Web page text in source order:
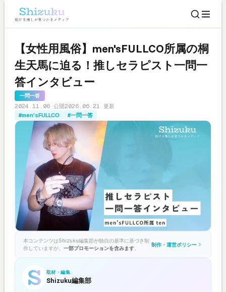
【女性用風俗】men'sFULLCO所属の桐
生天馬に迫る！推しセラピスト一問一
答インタビュー
一問一答
2024.11.06 公開2026.06.21 更新
#men'sFULLCO
#一問一答
本コンテンツはShizuku編集部が独自の基準に基づき制
作していますが、 一部プロモーションを含みます。
制作・運営ポリシー
取材・編集
Shizuku編集部